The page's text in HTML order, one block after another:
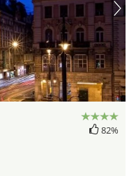
82%